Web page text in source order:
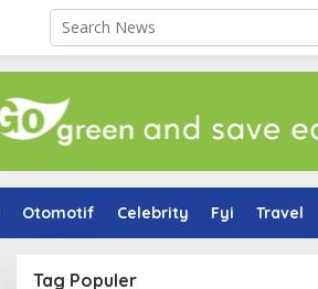
Otomotif Celebrity Fyi Travel
Tag Populer